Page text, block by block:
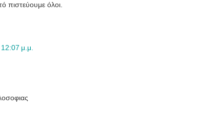
πιστεύουμε όλοι.
12:07 μ.μ.